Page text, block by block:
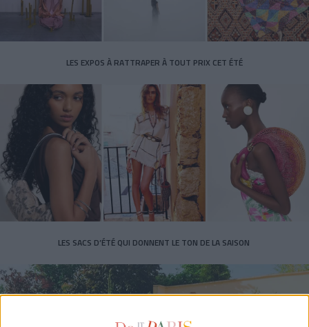
LES EXPOS À RATTRAPER À TOUT PRIX CET ÉTÉ
LES SACS D’ÉTÉ QUI DONNENT LE TON DE LA SAISON